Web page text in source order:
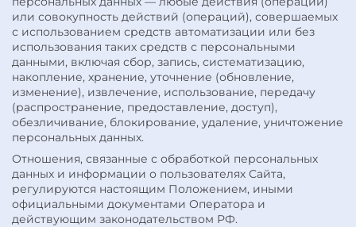
или совокупность действий (операций), совершаемых
с использованием средств автоматизации или без
использования таких средств с персональными
данными, включая сбор, запись, систематизацию,
накопление, хранение, уточнение (обновление,
изменение), извлечение, использование, передачу
(распространение, предоставление, доступ),
обезличивание, блокирование, удаление, уничтожение
персональных данных.
Отношения, связанные с обработкой персональных
данных и информации о пользователях Сайта,
регулируются настоящим Положением, иными
официальными документами Оператора и
действующим законодательством РФ.